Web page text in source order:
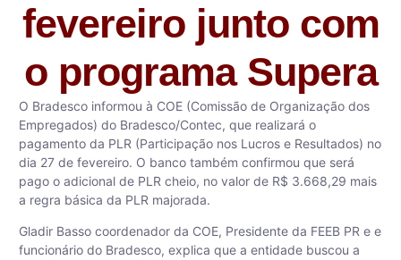
fevereiro junto com
o programa Supera
O Bradesco informou à COE (Comissão de Organização dos
Empregados) do Bradesco/Contec, que realizará o
pagamento da PLR (Participação nos Lucros e Resultados) no
dia 27 de fevereiro. O banco também confirmou que será
pago o adicional de PLR cheio, no valor de R$ 3.668,29 mais
a regra básica da PLR majorada.
Gladir Basso coordenador da COE, Presidente da FEEB PR e e
funcionário do Bradesco, explica que a entidade buscou a